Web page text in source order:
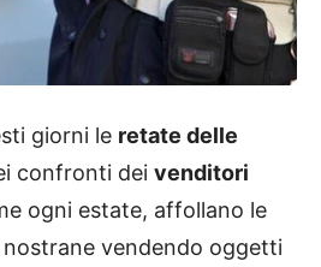
giorni le retate delle
confronti dei venditori
ogni estate, affollano le
nostrane vendendo oggetti